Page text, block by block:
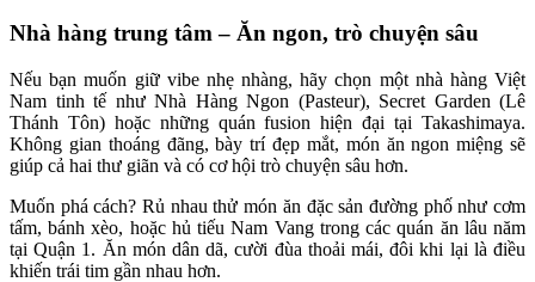
Nhà hàng trung tâm – Ăn ngon, trò chuyện sâu
Nếu bạn muốn giữ vibe nhẹ nhàng, hãy chọn một nhà hàng Việt
Nam tinh tế như Nhà Hàng Ngon (Pasteur), Secret Garden (Lê
Thánh Tôn) hoặc những quán fusion hiện đại tại Takashimaya.
Không gian thoáng đãng, bày trí đẹp mắt, món ăn ngon miệng sẽ
giúp cả hai thư giãn và có cơ hội trò chuyện sâu hơn.
Muốn phá cách? Rủ nhau thử món ăn đặc sản đường phố như cơm
tấm, bánh xèo, hoặc hủ tiếu Nam Vang trong các quán ăn lâu năm
tại Quận 1. Ăn món dân dã, cười đùa thoải mái, đôi khi lại là điều
khiến trái tim gần nhau hơn.